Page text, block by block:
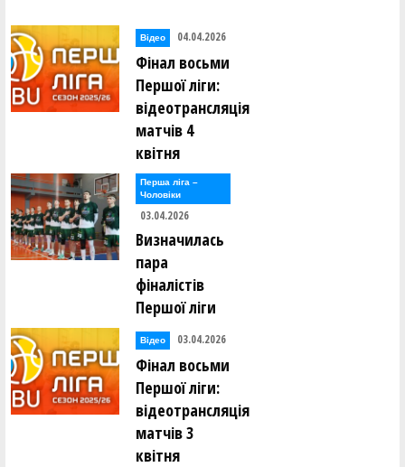
Відео 04.04.2026
Фінал восьми
Першої ліги:
відеотрансляція
матчів 4
квітня
Перша лiга –
Чоловiки
03.04.2026
Визначилась
пара
фіналістів
Першої ліги
Відео 03.04.2026
Фінал восьми
Першої ліги:
відеотрансляція
матчів 3
квітня